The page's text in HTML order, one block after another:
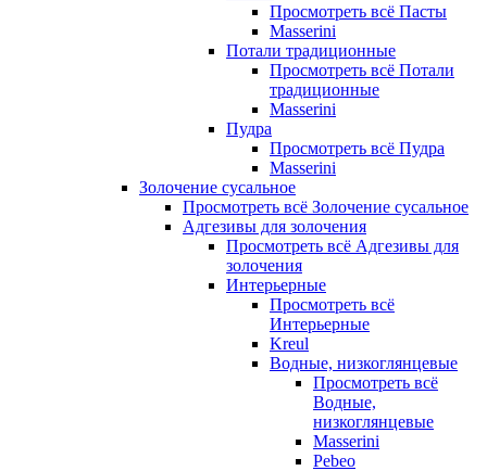
Просмотреть всё Пасты
Masserini
Потали традиционные
Просмотреть всё Потали
традиционные
Masserini
Пудра
Просмотреть всё Пудра
Masserini
Золочение сусальное
Просмотреть всё Золочение сусальное
Адгезивы для золочения
Просмотреть всё Адгезивы для
золочения
Интерьерные
Просмотреть всё
Интерьерные
Kreul
Водные, низкоглянцевые
Просмотреть всё
Водные,
низкоглянцевые
Masserini
Pebeo